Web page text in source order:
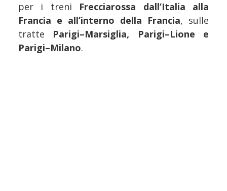
per i treni Frecciarossa dall’Italia alla
Francia e all’interno della Francia, sulle
tratte Parigi–Marsiglia, Parigi–Lione e
Parigi–Milano.